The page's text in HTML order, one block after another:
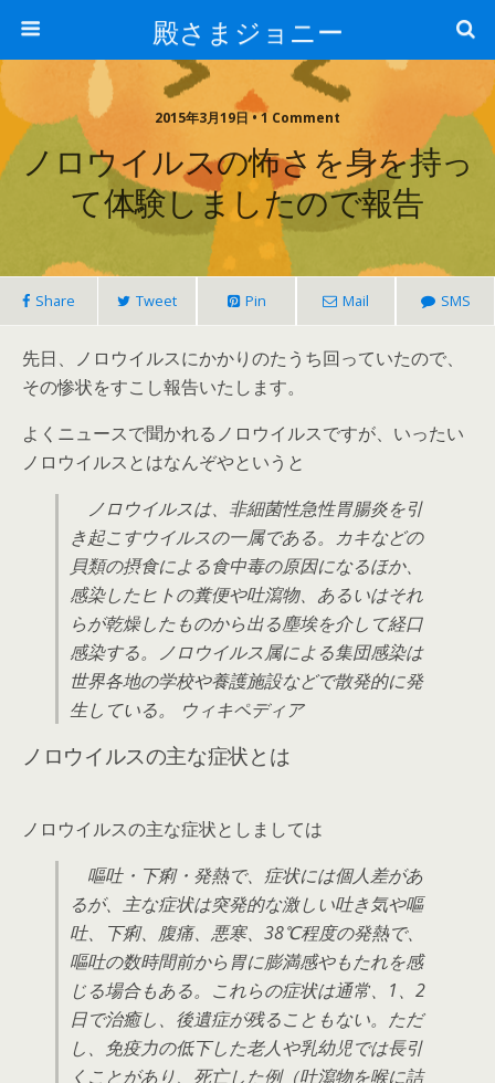
殿さまジョニー
2015年3月19日 • 1 Comment
ノロウイルスの怖さを身を持っ
て体験しましたので報告
Share Tweet Pin Mail SMS
先日、ノロウイルスにかかりのたうち回っていたので、
その惨状をすこし報告いたします。
よくニュースで聞かれるノロウイルスですが、いったい
ノロウイルスとはなんぞやというと
ノロウイルスは、非細菌性急性胃腸炎を引
き起こすウイルスの一属である。カキなどの
貝類の摂食による食中毒の原因になるほか、
感染したヒトの糞便や吐瀉物、あるいはそれ
らが乾燥したものから出る塵埃を介して経口
感染する。ノロウイルス属による集団感染は
世界各地の学校や養護施設などで散発的に発
生している。 ウィキペディア
ノロウイルスの主な症状とは
ノロウイルスの主な症状としましては
嘔吐・下痢・発熱で、症状には個人差があ
るが、主な症状は突発的な激しい吐き気や嘔
吐、下痢、腹痛、悪寒、38℃程度の発熱で、
嘔吐の数時間前から胃に膨満感やもたれを感
じる場合もある。これらの症状は通常、1、2
日で治癒し、後遺症が残ることもない。ただ
し、免疫力の低下した老人や乳幼児では長引
くことがあり、死亡した例（吐瀉物を喉に詰